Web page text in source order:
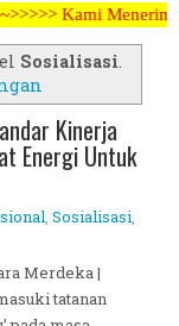
Opini, Berita
Sosialisasi
Kinerja
Energi Untuk
, Sosialisasi,
Merdeka |
tatanan